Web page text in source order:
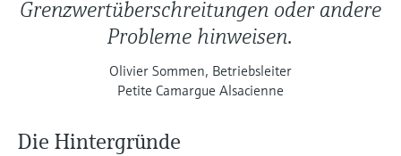
Grenzwertüberschreitungen oder andere
Probleme hinweisen.
Olivier Sommen, Betriebsleiter
Petite Camargue Alsacienne
Die Hintergründe